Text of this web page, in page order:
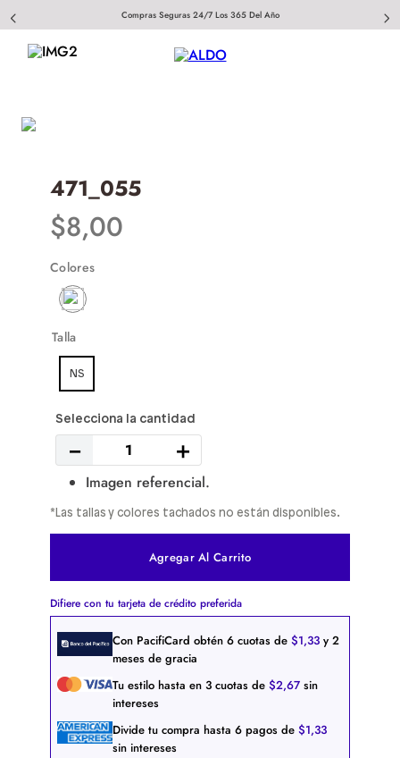
Compras Seguras 24/7 Los 365 Del Año
471_055
$8,00
Colores
Talla
NS
＋
－
Imagen referencial.
*Las tallas y colores tachados no están disponibles.
Agregar Al Carrito
Difiere con tu tarjeta de crédito preferida
Con PacifiCard obtén 6 cuotas de $1,33 y 2
meses de gracia
Tu estilo hasta en 3 cuotas de $2,67 sin
intereses
Divide tu compra hasta 6 pagos de $1,33
sin intereses